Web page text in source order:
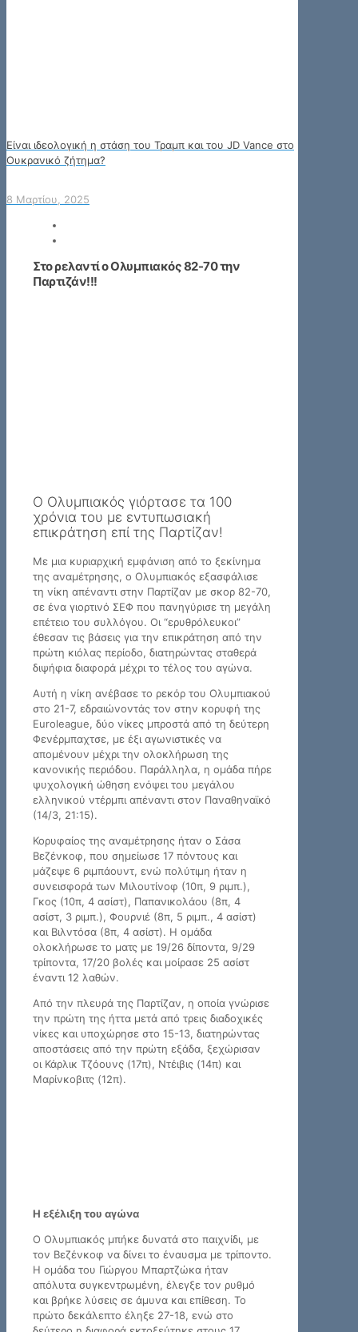
Είναι ιδεολογική η στάση του Τραμπ και του JD Vance στο
Ουκρανικό ζήτημα?
8 Μαρτίου, 2025
Στο ρελαντί ο Ολυμπιακός 82-70 την
Παρτιζάν!!!
Ο Ολυμπιακός γιόρτασε τα 100
χρόνια του με εντυπωσιακή
επικράτηση επί της Παρτίζαν!
Με μια κυριαρχική εμφάνιση από το ξεκίνημα
της αναμέτρησης, ο Ολυμπιακός εξασφάλισε
τη νίκη απέναντι στην Παρτίζαν με σκορ 82-70,
σε ένα γιορτινό ΣΕΦ που πανηγύρισε τη μεγάλη
επέτειο του συλλόγου. Οι “ερυθρόλευκοι”
έθεσαν τις βάσεις για την επικράτηση από την
πρώτη κιόλας περίοδο, διατηρώντας σταθερά
διψήφια διαφορά μέχρι το τέλος του αγώνα.
Αυτή η νίκη ανέβασε το ρεκόρ του Ολυμπιακού
στο 21-7, εδραιώνοντάς τον στην κορυφή της
Euroleague, δύο νίκες μπροστά από τη δεύτερη
Φενέρμπαχτσε, με έξι αγωνιστικές να
απομένουν μέχρι την ολοκλήρωση της
κανονικής περιόδου. Παράλληλα, η ομάδα πήρε
ψυχολογική ώθηση ενόψει του μεγάλου
ελληνικού ντέρμπι απέναντι στον Παναθηναϊκό
(14/3, 21:15).
Κορυφαίος της αναμέτρησης ήταν ο Σάσα
Βεζένκοφ, που σημείωσε 17 πόντους και
μάζεψε 6 ριμπάουντ, ενώ πολύτιμη ήταν η
συνεισφορά των Μιλουτίνοφ (10π, 9 ριμπ.),
Γκος (10π, 4 ασίστ), Παπανικολάου (8π, 4
ασίστ, 3 ριμπ.), Φουρνιέ (8π, 5 ριμπ., 4 ασίστ)
και Βιλντόσα (8π, 4 ασίστ). Η ομάδα
ολοκλήρωσε το ματς με 19/26 δίποντα, 9/29
τρίποντα, 17/20 βολές και μοίρασε 25 ασίστ
έναντι 12 λαθών.
Από την πλευρά της Παρτίζαν, η οποία γνώρισε
την πρώτη της ήττα μετά από τρεις διαδοχικές
νίκες και υποχώρησε στο 15-13, διατηρώντας
αποστάσεις από την πρώτη εξάδα, ξεχώρισαν
οι Κάρλικ Τζόουνς (17π), Ντέιβις (14π) και
Μαρίνκοβιτς (12π).
Η εξέλιξη του αγώνα
Ο Ολυμπιακός μπήκε δυνατά στο παιχνίδι, με
τον Βεζένκοφ να δίνει το έναυσμα με τρίποντο.
Η ομάδα του Γιώργου Μπαρτζώκα ήταν
απόλυτα συγκεντρωμένη, έλεγξε τον ρυθμό
και βρήκε λύσεις σε άμυνα και επίθεση. Το
πρώτο δεκάλεπτο έληξε 27-18, ενώ στο